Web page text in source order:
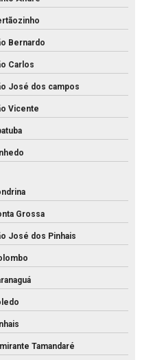
Bernardo
Carlos
José dos campos
Vicente
Grossa
José dos Pinhais
Tamandaré